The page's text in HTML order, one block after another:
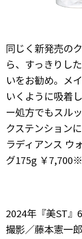
同じく新発売の
ら、すっきりし
いをお勧め。メ
いくように吸着
ー処方でもスル
クステンション
ラディアンス ウ
グ175g ￥
2024年『美ST』
撮影／藤本憲一